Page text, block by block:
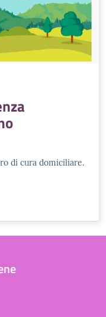
di cura domiciliare.